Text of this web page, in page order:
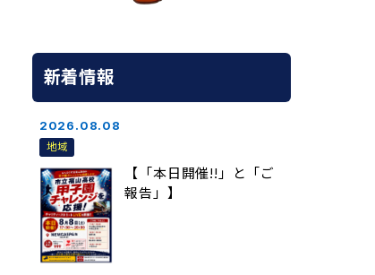
新着情報
2026.08.08
地域
【「本日開催!!」と「ご
報告」】